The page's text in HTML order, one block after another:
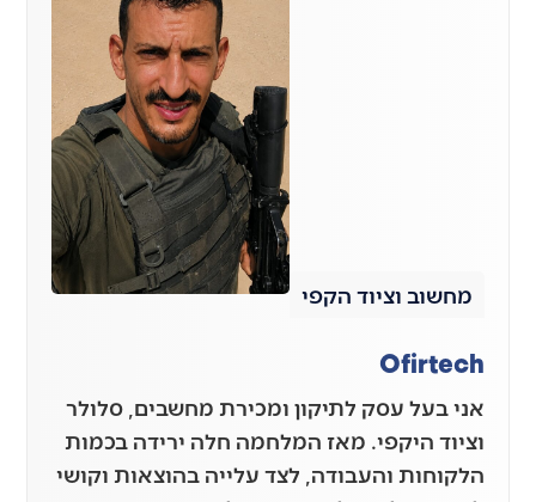
מחשוב וציוד הקפי
Ofirtech
אני בעל עסק לתיקון ומכירת מחשבים, סלולר
וציוד היקפי. מאז המלחמה חלה ירידה בכמות
הלקוחות והעבודה, לצד עלייה בהוצאות וקושי